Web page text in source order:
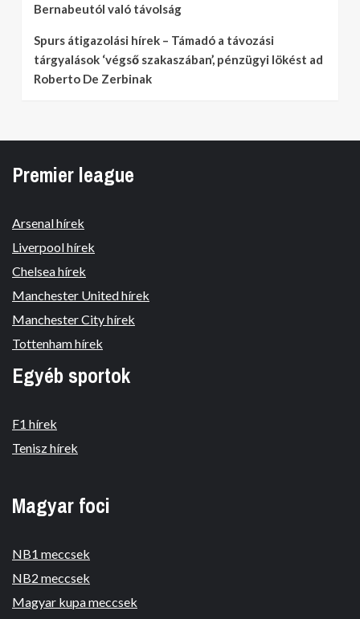
Bernabeutól való távolság
Spurs átigazolási hírek – Támadó a távozási
tárgyalások ‘végső szakaszában’, pénzügyi lökést ad
Roberto De Zerbinak
Premier league
Arsenal hírek
Liverpool hírek
Chelsea hírek
Manchester United hírek
Manchester City hírek
Tottenham hírek
Egyéb sportok
F1 hírek
Tenisz hírek
Magyar foci
NB1 meccsek
NB2 meccsek
Magyar kupa meccsek